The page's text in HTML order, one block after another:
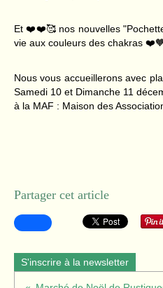
Et ❤️❤️🥰 nos nouvelles
vie aux couleurs des chakras
Nous vous accueillerons avec
Samedi 10 et Dimanche 11
à la MAF : Maison des
Partager cet article
S'inscrire à la newsletter